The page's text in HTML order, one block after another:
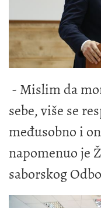
- Mislim da
sebe, više se
međusobno i
napomenuo je
saborskog